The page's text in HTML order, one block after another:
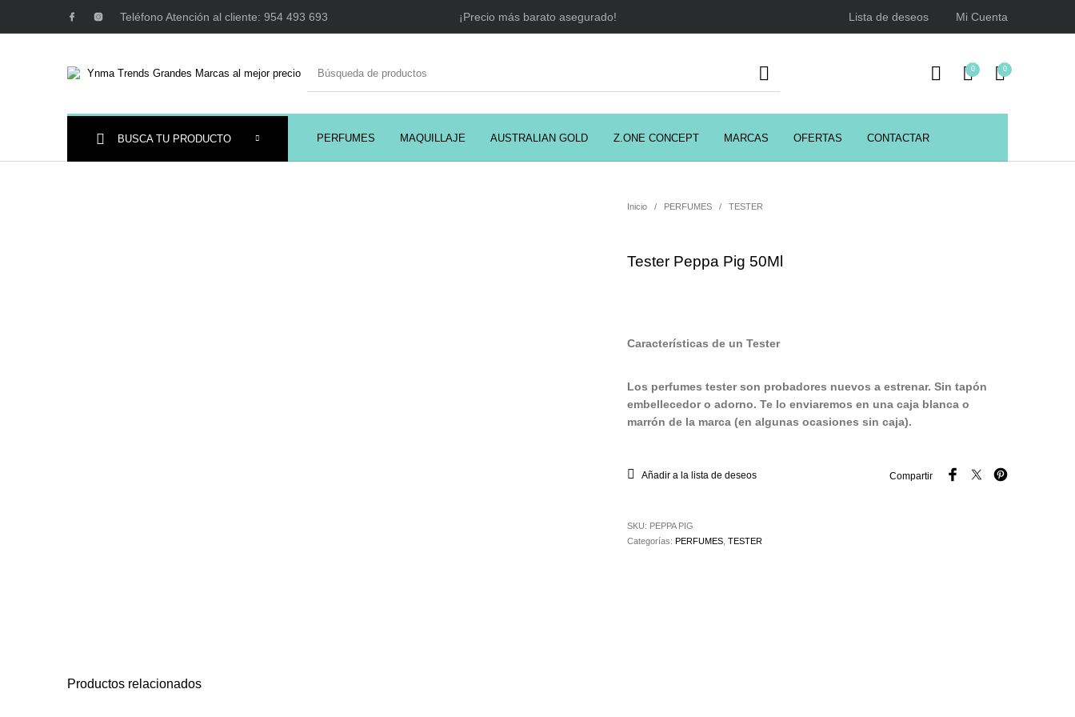
Teléfono Atención al cliente: 954 493 693 ¡Precio más barato asegurado! Lista de deseos Mi Cuenta
0 0
PERFUMES MAQUILLAJE AUSTRALIAN GOLD Z.ONE CONCEPT MARCAS OFERTAS CONTACTAR
BUSCA TU PRODUCTO
Prosolaris Utensilios de Peluquería
Inicio / PERFUMES / TESTER
Tester Peppa Pig 50Ml
Características de un Tester
Los perfumes tester son probadores nuevos a estrenar. Sin tapón
embellecedor o adorno. Te lo enviaremos en una caja blanca o
marrón de la marca (en algunas ocasiones sin caja).
Compartir
Añadir a la lista de deseos
SKU: PEPPA PIG
Categorías: PERFUMES TESTER
Productos relacionados